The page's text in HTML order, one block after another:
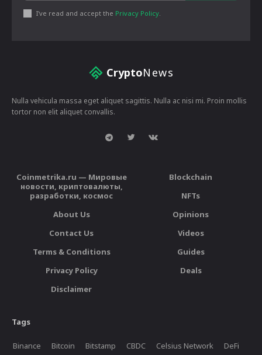
I've read and accept the Privacy Policy.
CryptoNews
Nulla vehicula massa eget aliquet sagittis. Nulla ac nisi mi. Proin mollis
tortor non elit aliquet convallis.
Coinmetrika.ru — Мировые
новости, криптовалюты,
разработки, космос
About Us
Contact Us
Terms & Conditions
Privacy Policy
Disclaimer
Blockchain
NFTs
Opinions
Videos
Guides
Deals
Tags
Binance Bitcoin Bitstamp CBDC Celsius Network DeFi